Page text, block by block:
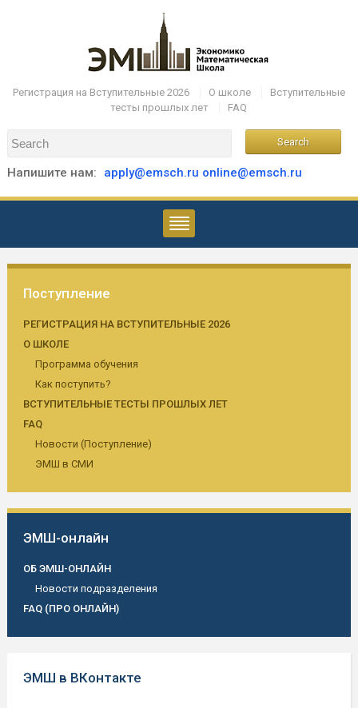
Регистрация на Вступительные 2026 О школе
Вступительные
тесты прошлых лет
FAQ
Напишите нам: apply@emsch.ru online@emsch.ru
Поступление
РЕГИСТРАЦИЯ НА ВСТУПИТЕЛЬНЫЕ 2026
О ШКОЛЕ
Программа обучения
Как поступить?
ВСТУПИТЕЛЬНЫЕ ТЕСТЫ ПРОШЛЫХ ЛЕТ
FAQ
Новости (Поступление)
ЭМШ в СМИ
ЭМШ-онлайн
ОБ ЭМШ-ОНЛАЙН
Новости подразделения
FAQ (ПРО ОНЛАЙН)
ЭМШ в ВКонтакте